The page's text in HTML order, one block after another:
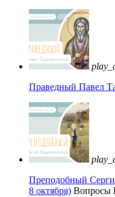
Праведный Павел
Преподобный
8 октября) Вопросы